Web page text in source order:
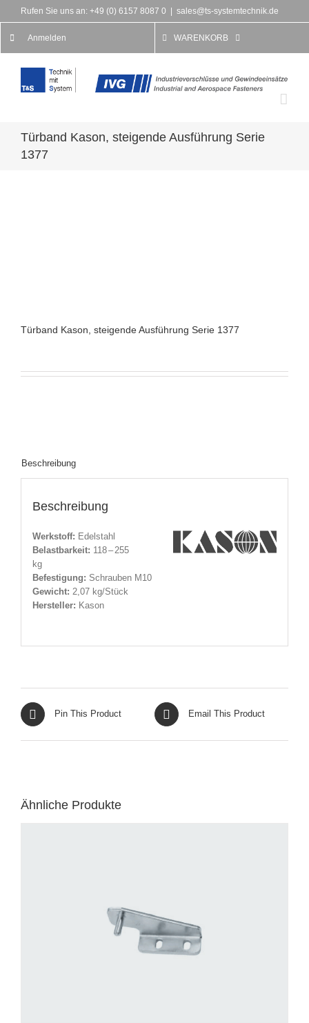
Rufen Sie uns an: +49 (0) 6157 8087 0 sales@ts-systemtechnik.de
Anmelden WARENKORB
Türband Kason, steigende Ausführung Serie
1377
Türband Kason, steigende Ausführung Serie 1377
Beschreibung
Beschreibung
Werkstoff: Edelstahl
Belastbarkeit: 118 – 255
kg
Befestigung: Schrauben M10
Gewicht: 2,07 kg/Stück
Hersteller: Kason
Pin This Product Email This Product
Ähnliche Produkte